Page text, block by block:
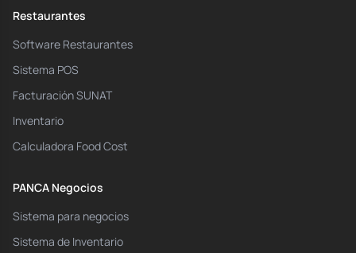
Restaurantes
Software Restaurantes
Sistema POS
Facturación SUNAT
Inventario
Calculadora Food Cost
PANCA Negocios
Sistema para negocios
Sistema de Inventario